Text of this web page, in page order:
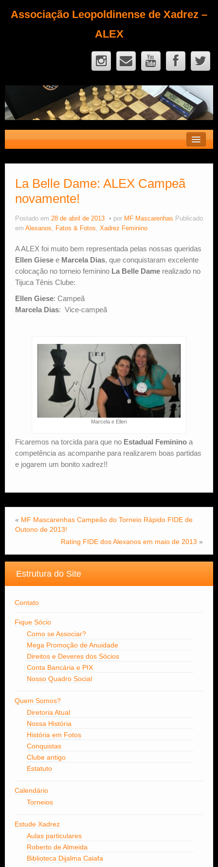
Associação Leopoldinense de Xadrez –
ALEX
Fique Sócio
Quem Somos?
Calendário
La Belle Dame: ALEX Campeã
novamente!
Postado em 28 de abril de 2013 por MF Mascarenhas Publicado
em Alexanos, Fatos & Fotos, Xadrez Feminino
A ALEX foi muito bem representada pelas nossas queridas
Ellen Giese e Marcela Dias, que conquistaram excelente
colocação no torneio feminino La Belle Dame realizado no
Tijuca Tênis Clube:
Ellen Giese: Campeã
Marcela Dias: Vice-campeã
Marcela e Ellen
Ficaremos na torcida para que no Estadual Feminino a
competência as acompanhe para realizarem boas partidas
e jogarem um bonito xadrez!!
« MF Mascarenhas Campeão do Torneio Rápido FIDE de
Outono de 2013!
Rating FIDE dos Alexanos em maio de 2013 »
Estrutura do Site
Contato
Fique Sócio
Como se Associar?
Mega Promoção de Anuidade
Direitos e Deveres dos Sócios
Conta Bancária e PIX
Nosso Quadro Social
Quem Somos?
Diretoria Atual
Nossa História
História em Fotos
Conquistas
Clube antigo
Estatuto
Calendário
Torneios
Estude Xadrez
Aulas particulares
Roberto de Almeida
Biblioteca Dijalma Caiafa